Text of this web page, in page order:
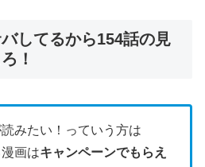
してるから154話の見
！
みたい！っていう方は
画はキャンペーンでもらえ